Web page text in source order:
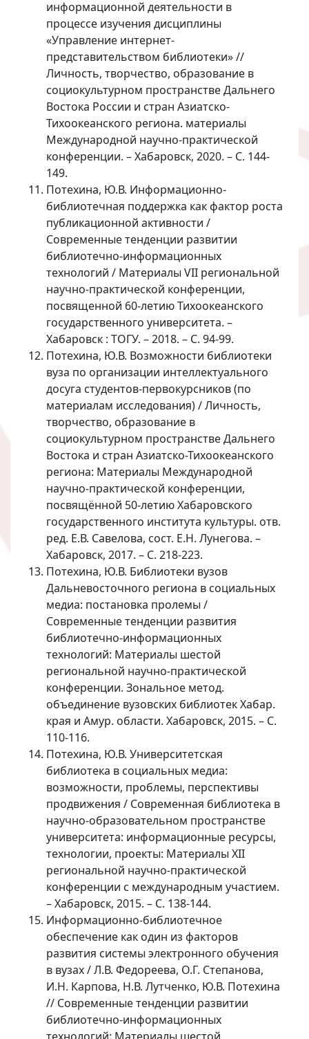
информационной деятельности в
процессе изучения дисциплины
«Управление интернет-
представительством библиотеки» //
Личность, творчество, образование в
социокультурном пространстве Дальнего
Востока России и стран Азиатско-
Тихоокеанского региона. материалы
Международной научно-практической
конференции. – Хабаровск, 2020. – С. 144-
149.
Потехина, Ю.В. Информационно-
библиотечная поддержка как фактор роста
публикационной активности /
Современные тенденции развитии
библиотечно-информационных
технологий / Материалы VII региональной
научно-практической конференции,
посвященной 60-летию Тихоокеанского
государственного университета. –
Хабаровск : ТОГУ. – 2018. – С. 94-99.
Потехина, Ю.В. Возможности библиотеки
вуза по организации интеллектуального
досуга студентов-первокурсников (по
материалам исследования) / Личность,
творчество, образование в
социокультурном пространстве Дальнего
Востока и стран Азиатско-Тихоокеанского
региона: Материалы Международной
научно-практической конференции,
посвящённой 50-летию Хабаровского
государственного института культуры. отв.
ред. Е.В. Савелова, сост. Е.Н. Лунегова. –
Хабаровск, 2017. – С. 218-223.
Потехина, Ю.В. Библиотеки вузов
Дальневосточного региона в социальных
медиа: постановка пролемы /
Современные тенденции развития
библиотечно-информационных
технологий: Материалы шестой
региональной научно-практической
конференции. Зональное метод.
объединение вузовских библиотек Хабар.
края и Амур. области. Хабаровск, 2015. – С.
110-116.
Потехина, Ю.В. Университетская
библиотека в социальных медиа:
возможности, проблемы, перспективы
продвижения / Современная библиотека в
научно-образовательном пространстве
университета: информационные ресурсы,
технологии, проекты: Материалы XII
региональной научно-практической
конференции с международным участием.
– Хабаровск, 2015. – С. 138-144.
Информационно-библиотечное
обеспечение как один из факторов
развития системы электронного обучения
в вузах / Л.В. Федореева, О.Г. Степанова,
И.Н. Карпова, Н.В. Лутченко, Ю.В. Потехина
// Современные тенденции развитии
библиотечно-информационных